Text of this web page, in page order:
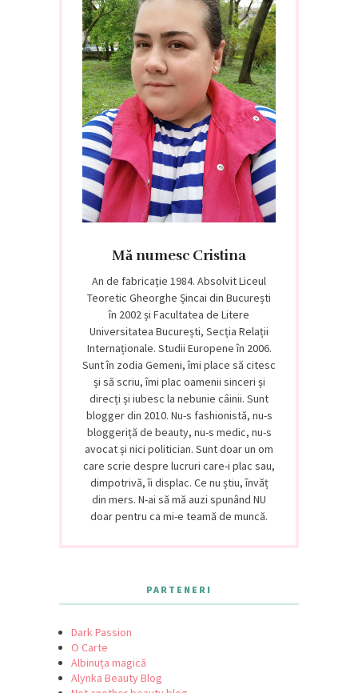
Mă numesc Cristina
An de fabricație 1984. Absolvit Liceul
Teoretic Gheorghe Șincai din București
în 2002 și Facultatea de Litere
Universitatea București, Secția Relații
Internaționale. Studii Europene în 2006.
Sunt în zodia Gemeni, îmi place să citesc
și să scriu, îmi plac oamenii sinceri și
direcți și iubesc la nebunie câinii. Sunt
blogger din 2010. Nu-s fashionistă, nu-s
bloggeriță de beauty, nu-s medic, nu-s
avocat și nici politician. Sunt doar un om
care scrie despre lucruri care-i plac sau,
dimpotrivă, îi displac. Ce nu știu, învăț
din mers. N-ai să mă auzi spunând NU
doar pentru ca mi-e teamă de muncă.
PARTENERI
Dark Passion
O Carte
Albinuța magică
Alynka Beauty Blog